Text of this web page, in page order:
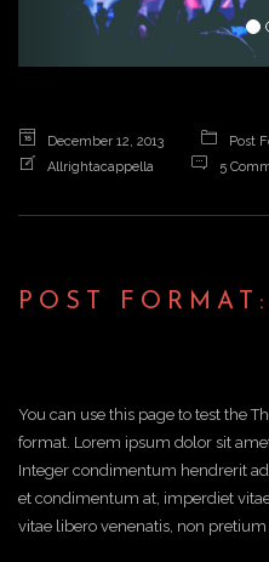
December 12, 2013 Post
Allrightacappella
5
POST
You can use this page to test the
format. Lorem ipsum dolor sit
Integer condimentum hendrerit
et condimentum at, imperdiet
vitae libero venenatis, non